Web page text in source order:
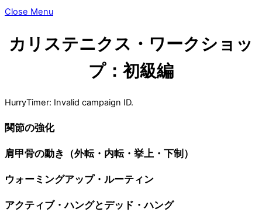
Close Menu
カリステニクス・ワークショッ
プ：初級編
HurryTimer: Invalid campaign ID.
関節の強化
肩甲骨の動き（外転・内転・挙上・下制）
ウォーミングアップ・ルーティン
アクティブ・ハングとデッド・ハング